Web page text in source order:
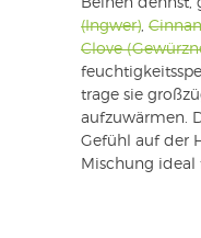
(Ingwer)
Clove
trage sie
aufzuwärmen.
Gefühl auf der
Mischung ideal